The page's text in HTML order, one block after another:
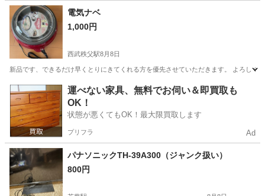
埼玉 秩父市 西武秩父駅
電気ナベ
1,000円
西武秩父駅8月8日
新品です、できるだけ早くとりにきてくれる方を優先させていただきます。 よろし
埼玉 秩父市 西武秩父駅 キッチン家電
運べない家具、無料でお伺い＆即買取も
OK！
状態が悪くてもOK！最大限買取します
プリフラ Ad
パナソニックTH-39A300（ジャンク扱い）
800円